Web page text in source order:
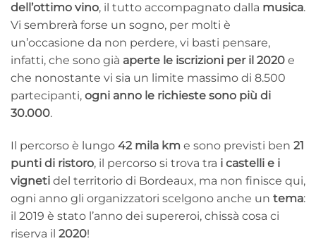
dell’ottimo vino, il tutto accompagnato dalla musica.
Vi sembrerà forse un sogno, per molti è
un’occasione da non perdere, vi basti pensare,
infatti, che sono già aperte le iscrizioni per il 2020 e
che nonostante vi sia un limite massimo di 8.500
partecipanti, ogni anno le richieste sono più di
30.000.
Il percorso è lungo 42 mila km e sono previsti ben 21
punti di ristoro, il percorso si trova tra i castelli e i
vigneti del territorio di Bordeaux, ma non finisce qui,
ogni anno gli organizzatori scelgono anche un tema:
il 2019 è stato l’anno dei supereroi, chissà cosa ci
riserva il 2020!